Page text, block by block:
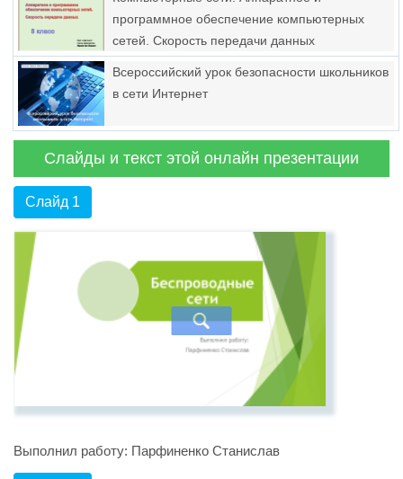
программное обеспечение компьютерных
сетей. Скорость передачи данных
Всероссийский урок безопасности школьников
в сети Интернет
Слайды и текст этой онлайн презентации
Слайд 1
Выполнил работу: Парфиненко Станислав